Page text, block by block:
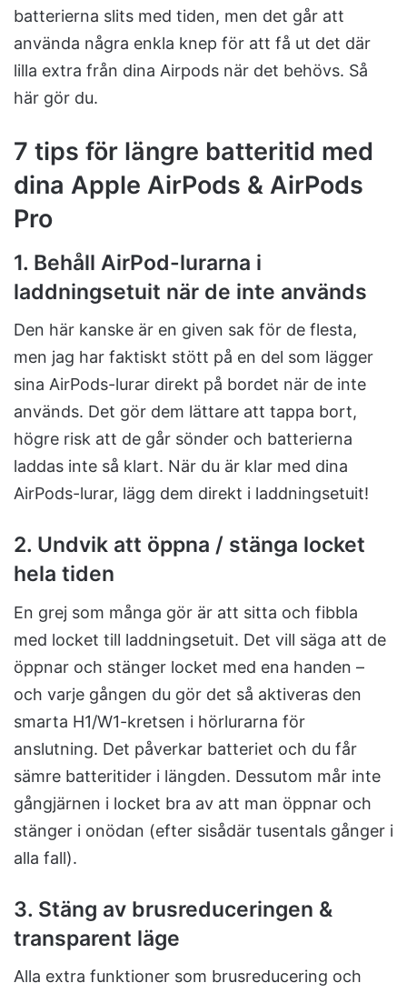
batterierna slits med tiden, men det går att
använda några enkla knep för att få ut det där
lilla extra från dina Airpods när det behövs. Så
här gör du.
7 tips för längre batteritid med
dina Apple AirPods & AirPods
Pro
1. Behåll AirPod-lurarna i
laddningsetuit när de inte används
Den här kanske är en given sak för de flesta,
men jag har faktiskt stött på en del som lägger
sina AirPods-lurar direkt på bordet när de inte
används. Det gör dem lättare att tappa bort,
högre risk att de går sönder och batterierna
laddas inte så klart. När du är klar med dina
AirPods-lurar, lägg dem direkt i laddningsetuit!
2. Undvik att öppna / stänga locket
hela tiden
En grej som många gör är att sitta och fibbla
med locket till laddningsetuit. Det vill säga att de
öppnar och stänger locket med ena handen –
och varje gången du gör det så aktiveras den
smarta H1/W1-kretsen i hörlurarna för
anslutning. Det påverkar batteriet och du får
sämre batteritider i längden. Dessutom mår inte
gångjärnen i locket bra av att man öppnar och
stänger i onödan (efter sisådär tusentals gånger i
alla fall).
3. Stäng av brusreduceringen &
transparent läge
Alla extra funktioner som brusreducering och